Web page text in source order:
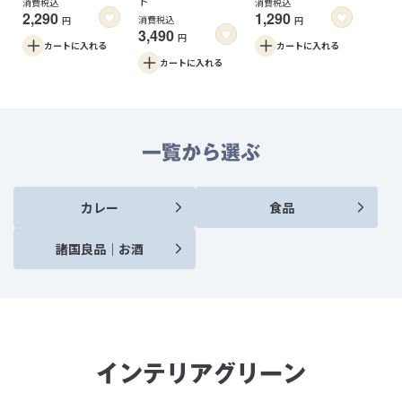
2,290 円
カートに入れる
消費税込
3,490 円
カートに入れる
1,290 円
カートに入れる
一覧から選ぶ
カレー 食品
諸国良品｜お酒
インテリアグリーン